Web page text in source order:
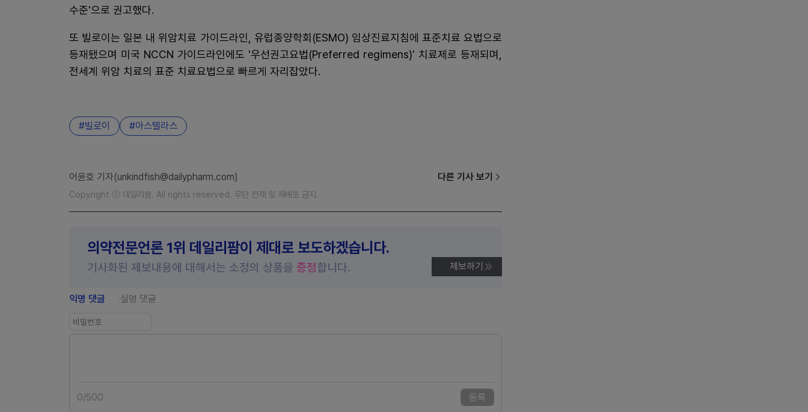
수준'으로 권고했다.
또 빌로이는 일본 내 위암치료 가이드라인, 유럽종양학회(ESMO) 임상진료지침에 표준치료 요법으로
등재됐으며 미국 NCCN 가이드라인에도 '우선권고요법(Preferred regimens)' 치료제로 등재되며,
전세계 위암 치료의 표준 치료요법으로 빠르게 자리잡았다.
빌로이 아스텔라스
어윤호 기자(unkindfish@dailypharm.com) 다른 기사 보기
Copyright ⓒ 데일리팜. All rights reserved. 무단 전재 및 재배포 금지.
의약전문언론 1위 데일리팜이 제대로 보도하겠습니다.
기사화된 제보내용에 대해서는 소정의 상품을 증정합니다. 제보하기
익명 댓글 실명 댓글
0/500 등록